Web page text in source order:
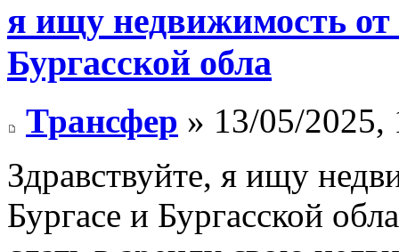
я ищу недвижимость от
Бургасской обла
Трансфер » 13/05/2025,
Здравствуйте, я ищу
Бургасе и Бургасской